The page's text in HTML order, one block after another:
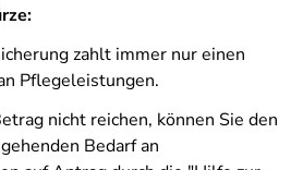
zahlt immer nur einen
Pflegeleistungen.
nicht reichen, können Sie den
Bedarf an